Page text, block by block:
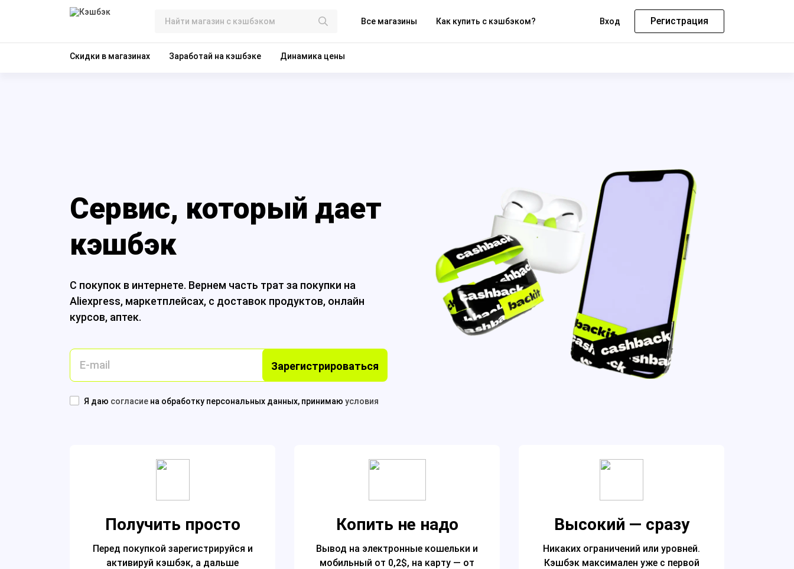
Все магазины Как купить с кэшбэком? Вход Регистрация
Скидки в магазинах Заработай на кэшбэке Динамика цены
Сервис, который дает
кэшбэк
С покупок в интернете. Вернем часть трат за покупки на
Aliexpress, маркетплейсах, с доставок продуктов, онлайн
курсов, аптек.
Зарегистрироваться
Я даю согласие на обработку персональных данных, принимаю условия
Получить просто
Перед покупкой зарегистрируйся и
активируй кэшбэк, а дальше
Копить не надо
Вывод на электронные кошельки и
мобильный от 0,2$, на карту — от
Высокий — сразу
Никаких ограничений или уровней.
Кэшбэк максимален уже с первой